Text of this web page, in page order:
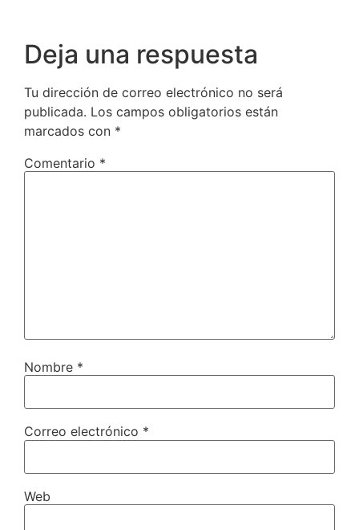
Deja una respuesta
Tu dirección de correo electrónico no será
publicada. Los campos obligatorios están
marcados con *
Comentario *
Nombre *
Correo electrónico *
Web